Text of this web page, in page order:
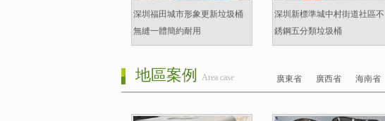
深圳福田城市形象更新垃圾桶
無縫一體簡約耐用
深圳新標準城中村街道社區不
銹鋼五分類垃圾桶
地區案例 Area case 廣東省 廣西省 海南省